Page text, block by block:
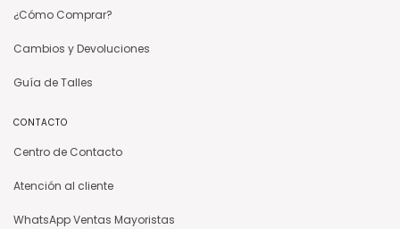
¿Cómo Comprar?
Cambios y Devoluciones
Guía de Talles
CONTACTO
Centro de Contacto
Atención al cliente
WhatsApp Ventas Mayoristas